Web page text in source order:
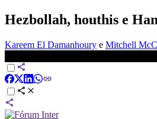
Hezbollah, houthis e
Kareem El Damanhoury e Mitchell